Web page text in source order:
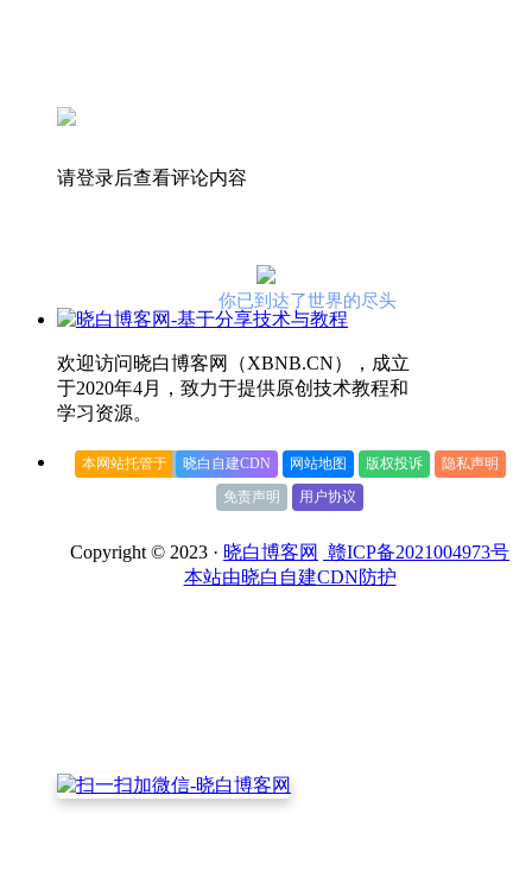
请登录后查看评论内容
你已到达了世界的尽头
欢迎访问晓白博客网（XBNB.CN），成立
于2020年4月，致力于提供原创技术教程和
学习资源。
本网站托管于 晓白自建CDN 网站地图 版权投诉
隐私声明
免责声明
用户协议
Copyright © 2023 · 晓白博客网
赣ICP备2021004973号
本站由晓白自建CDN防护